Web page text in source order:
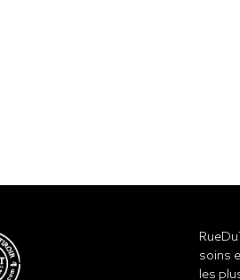
soins
les